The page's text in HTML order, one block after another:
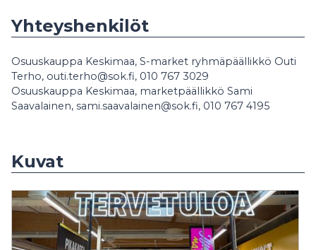
Yhteyshenkilöt
Osuuskauppa Keskimaa, S-market ryhmäpäällikkö Outi
Terho, outi.terho@sok.fi, 010 767 3029
Osuuskauppa Keskimaa, marketpäällikkö Sami
Saavalainen, sami.saavalainen@sok.fi, 010 767 4195
Kuvat